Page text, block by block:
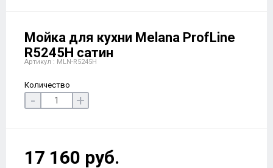
Мойка для кухни Melana ProfLine
R5245H сатин
Артикул : MLN-R5245H
Количество
- +
17 160 руб.